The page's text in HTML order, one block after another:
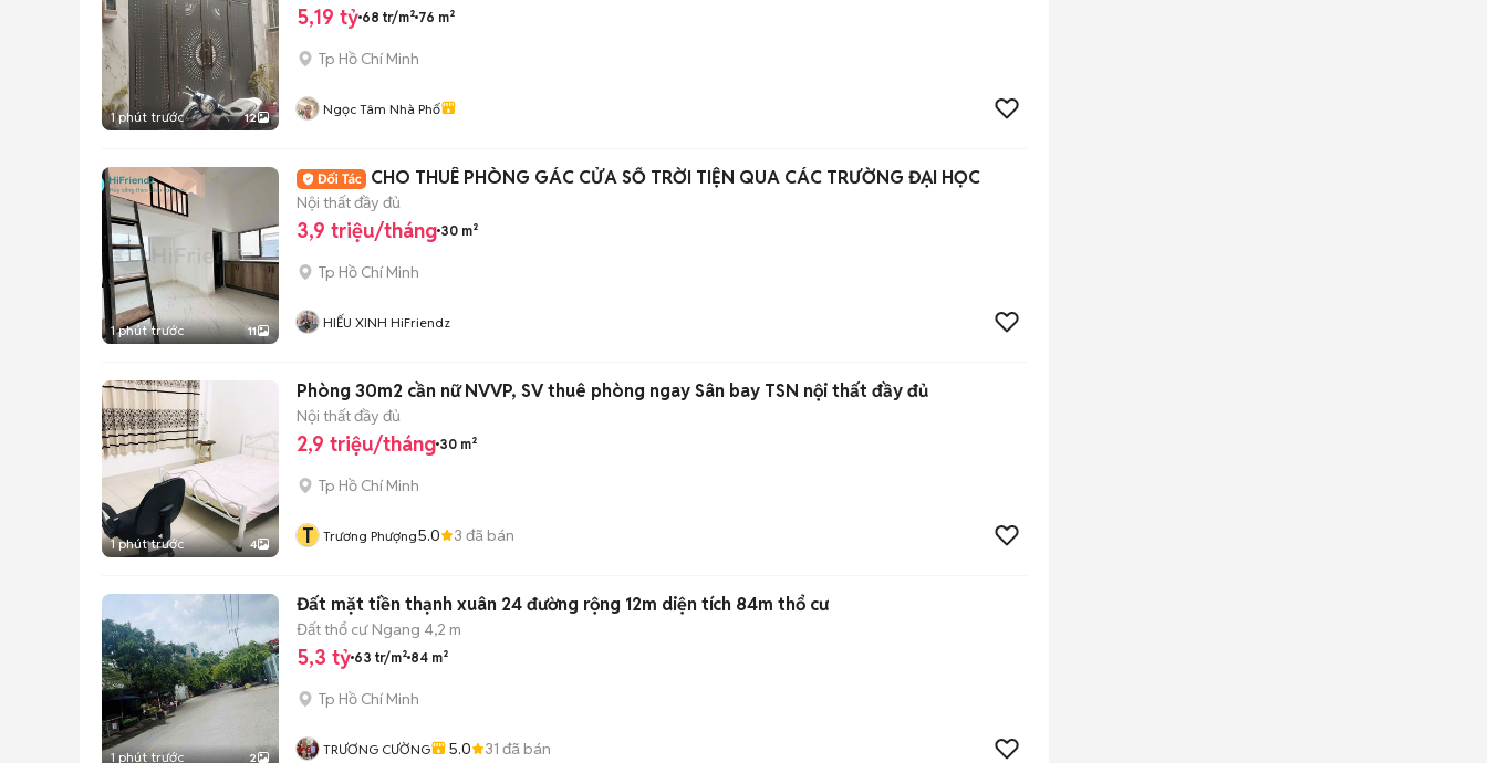
1 phút trước 12
5,19 tỷ 68 tr/m² 76 m²
Tp Hồ Chí Minh
Ngọc Tâm Nhà Phố
1 phút trước 11
CHO THUÊ PHÒNG GÁC CỬA SỔ TRỜI TIỆN QUA CÁC TRƯỜNG ĐẠI HỌC
Nội thất đầy đủ
3,9 triệu/tháng 30 m²
Tp Hồ Chí Minh
HIẾU XINH HiFriendz
1 phút trước 4
Phòng 30m2 cần nữ NVVP, SV thuê phòng ngay Sân bay TSN nội thất đầy đủ
Nội thất đầy đủ
2,9 triệu/tháng 30 m²
Tp Hồ Chí Minh
T Trương Phượng5.0 3 đã bán
1 phút trước 2
Đất mặt tiền thạnh xuân 24 đường rộng 12m diện tích 84m thổ cư
Đất thổ cư Ngang 4,2 m
5,3 tỷ 63 tr/m² 84 m²
Tp Hồ Chí Minh
TRƯƠNG CƯỜNG 5.0 31 đã bán